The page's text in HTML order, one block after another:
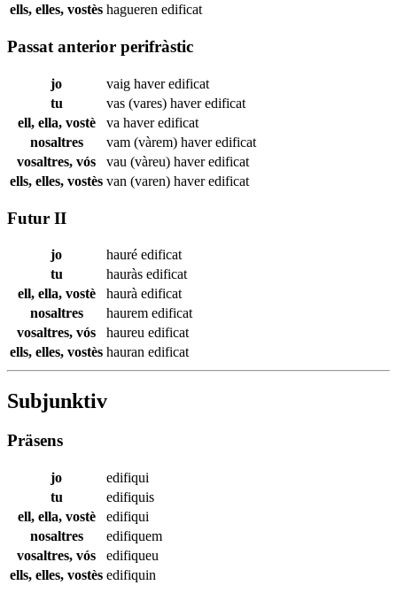
ells, elles, vostès hagueren edificat
Passat anterior perifràstic
jo vaig haveredificat
tu
vas (vares) haveredificat
ell, ella, vostè
va haveredificat
nosaltres
vam (vàrem) haveredificat
vosaltres, vós
vau (vàreu) haveredificat
ells, elles, vostès van (varen) haveredificat
Futur II
jo hauré edificat
tu
hauràs edificat
ell, ella, vostè
haurà edificat
nosaltres
haurem edificat
vosaltres, vós
haureu edificat
ells, elles, vostès hauran edificat
Subjunktiv
Präsens
jo
edifiqui
tu
edifiquis
ell, ella, vostè
edifiqui
nosaltres
edifiquem
vosaltres, vós
edifiqueu
ells, elles, vostès edifiquin